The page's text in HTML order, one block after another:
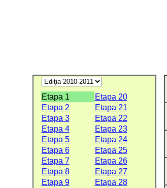
Etapa 1
Etapa 20
Etapa 2
Etapa 21
Etapa 3
Etapa 22
Etapa 4
Etapa 23
Etapa 5
Etapa 24
Etapa 6
Etapa 25
Etapa 7
Etapa 26
Etapa 8
Etapa 27
Etapa 9
Etapa 28